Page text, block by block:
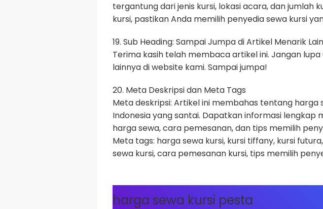
tergantung dari jenis kursi, lokasi acara, dan jumlah
kursi, pastikan Anda memilih penyedia sewa kursi
19. Sub Heading: Sampai Jumpa di Artikel Menarik
Terima kasih telah membaca artikel ini. Jangan
lainnya di website kami. Sampai jumpa!
20. Meta Deskripsi dan Meta Tags
Meta deskripsi: Artikel ini membahas tentang
Indonesia yang santai. Dapatkan informasi lengkap
harga sewa, cara pemesanan, dan tips memilih
Meta tags: harga sewa kursi, kursi tiffany, kursi
sewa kursi, cara pemesanan kursi, tips memilih
harga sewa kursi pesta